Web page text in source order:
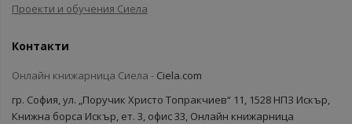
Проекти и обучения Сиела
Контакти
Онлайн книжарница Сиела - Ciela.com
гр. София, ул. „Поручик Христо Топракчиев“ 11, 1528 НПЗ Искър,
Книжна борса Искър, ет. 3, офис 33, Онлайн книжарница